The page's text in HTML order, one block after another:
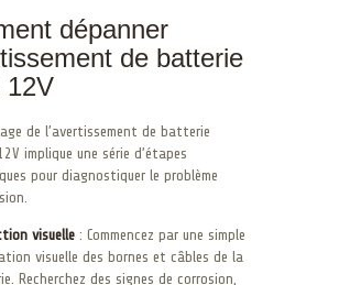
dépanner
de batterie
12V
de l’avertissement de batterie
implique une série d’étapes
pour diagnostiquer le problème
visuelle : Commencez par une simple
visuelle des bornes et câbles de la
Recherchez des signes de corrosion,